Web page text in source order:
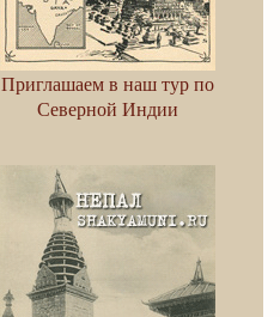
Приглашаем в наш тур по
Северной Индии